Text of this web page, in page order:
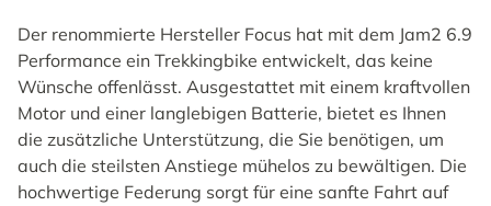
Der renommierte Hersteller Focus hat mit dem Jam2 6.9
Performance ein Trekkingbike entwickelt, das keine
Wünsche offenlässt. Ausgestattet mit einem kraftvollen
Motor und einer langlebigen Batterie, bietet es Ihnen
die zusätzliche Unterstützung, die Sie benötigen, um
auch die steilsten Anstiege mühelos zu bewältigen. Die
hochwertige Federung sorgt für eine sanfte Fahrt auf